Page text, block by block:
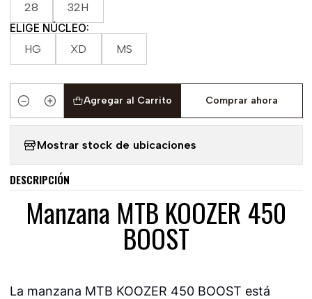
28
32H
ELIGE NÚCLEO:
HG
XD MS
Cantidad
Agregar al Carrito Comprar ahora
Mostrar stock de ubicaciones
DESCRIPCIÓN
Manzana MTB KOOZER 450
BOOST
La manzana MTB KOOZER 450 BOOST está